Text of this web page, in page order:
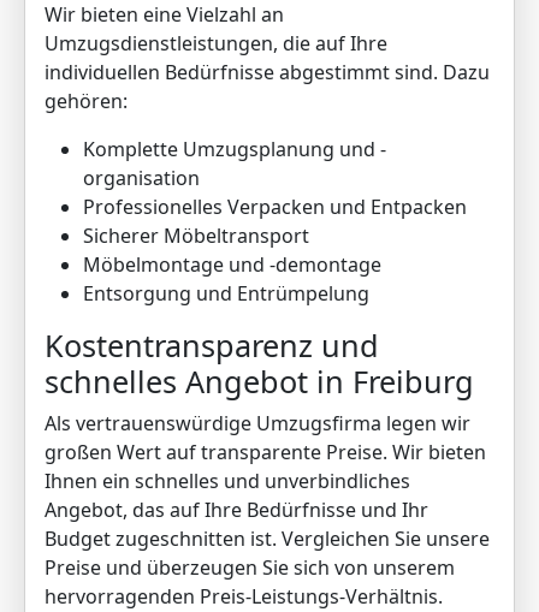
Wir bieten eine Vielzahl an
Umzugsdienstleistungen, die auf Ihre
individuellen Bedürfnisse abgestimmt sind. Dazu
gehören:
Komplette Umzugsplanung und -
organisation
Professionelles Verpacken und Entpacken
Sicherer Möbeltransport
Möbelmontage und -demontage
Entsorgung und Entrümpelung
Kostentransparenz und
schnelles Angebot in Freiburg
Als vertrauenswürdige Umzugsfirma legen wir
großen Wert auf transparente Preise. Wir bieten
Ihnen ein schnelles und unverbindliches
Angebot, das auf Ihre Bedürfnisse und Ihr
Budget zugeschnitten ist. Vergleichen Sie unsere
Preise und überzeugen Sie sich von unserem
hervorragenden Preis-Leistungs-Verhältnis.